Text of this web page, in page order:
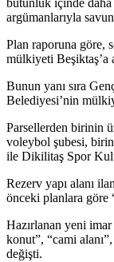
argümanlarıyla
Plan raporuna göre,
mülkiyeti Beşiktaş’a
Bunun yanı sıra
Belediyesi’nin
Parsellerden birinin
voleybol şubesi,
ile Dikilitaş Spor
Rezerv yapı alanı
önceki planlara göre
Hazırlanan yeni
konut”, “cami
değişti.